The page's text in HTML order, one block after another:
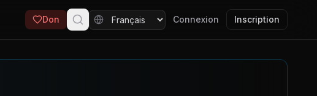
Don Connexion Inscription